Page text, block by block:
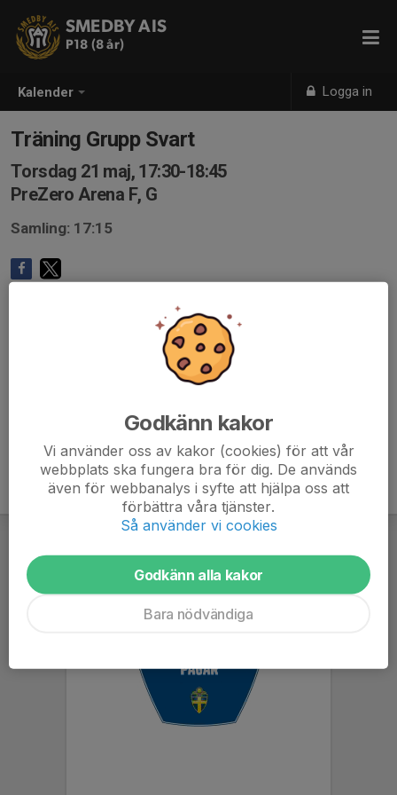
Kalender Logga in
SMEDBY AIS
P18 (8 år)
Träning Grupp Svart
Torsdag 21 maj, 17:30-18:45
PreZero Arena F, G
Samling: 17:15
Godkänn kakor
Vi använder oss av kakor (cookies) för att vår
webbplats ska fungera bra för dig. De används
även för webbanalys i syfte att hjälpa oss att
förbättra våra tjänster.
Så använder vi cookies
Godkänn alla kakor
Bara nödvändiga